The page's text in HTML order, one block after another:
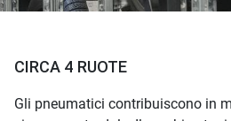
CIRCA 4 RUOTE
Gli pneumatici contribuiscono in